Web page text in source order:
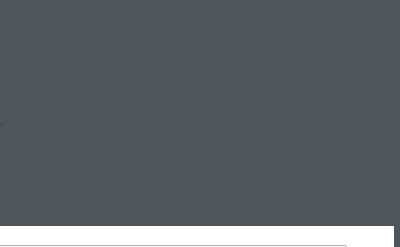
.